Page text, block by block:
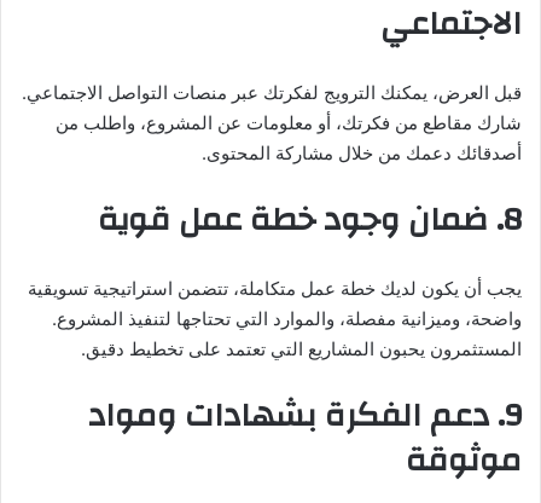
الاجتماعي
قبل العرض، يمكنك الترويج لفكرتك عبر منصات التواصل الاجتماعي.
شارك مقاطع من فكرتك، أو معلومات عن المشروع، واطلب من
أصدقائك دعمك من خلال مشاركة المحتوى.
8. ضمان وجود خطة عمل قوية
يجب أن يكون لديك خطة عمل متكاملة، تتضمن استراتيجية تسويقية
واضحة، وميزانية مفصلة، والموارد التي تحتاجها لتنفيذ المشروع.
المستثمرون يحبون المشاريع التي تعتمد على تخطيط دقيق.
9. دعم الفكرة بشهادات ومواد
موثوقة